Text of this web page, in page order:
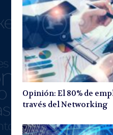
Opinión: El 80% de
través del Networking